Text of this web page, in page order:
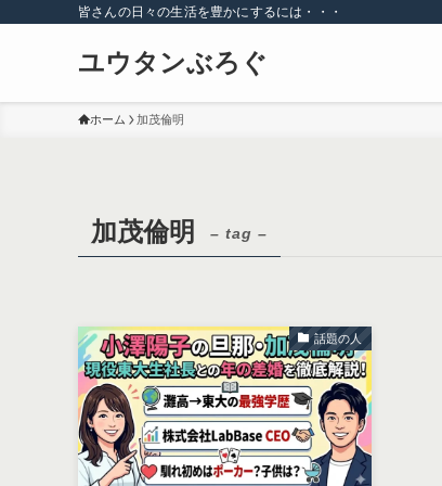
皆さんの日々の生活を豊かにするには・・・
ユウタンぶろぐ
ホーム 加茂倫明
加茂倫明 – tag –
話題の人